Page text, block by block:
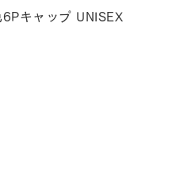
キャップ UNISEX